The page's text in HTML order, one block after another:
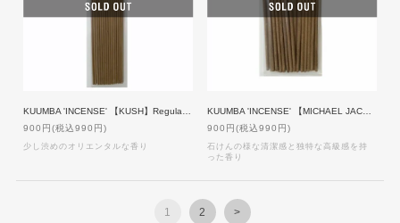
900円(税込990円)
少し渋めのオリエンタルな香り
900円(税込990円)
石けんの様な清潔感と独特な高級感を持
った香り
1 2 >